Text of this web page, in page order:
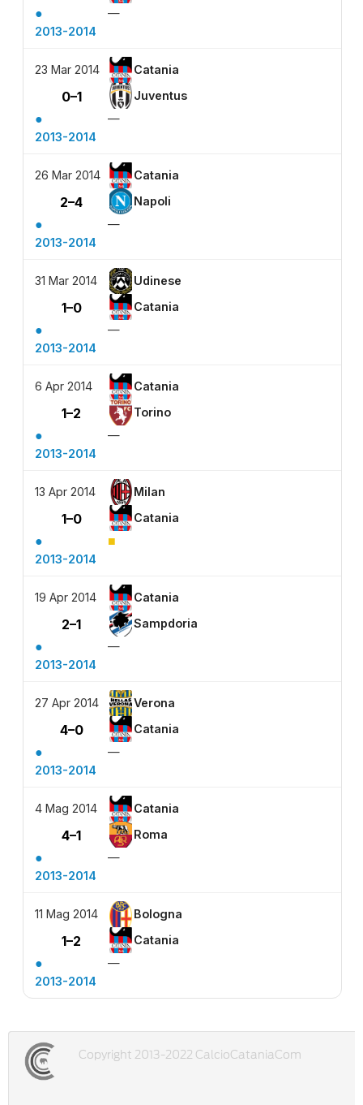
●
—
2013-2014
23 Mar 2014 Catania
0–1 Juventus
●
—
2013-2014
26 Mar 2014 Catania
2–4 Napoli
●
—
2013-2014
31 Mar 2014 Udinese
1–0 Catania
●
—
2013-2014
6 Apr 2014 Catania
1–2 Torino
●
—
2013-2014
13 Apr 2014 Milan
1–0 Catania
● ■
2013-2014
19 Apr 2014 Catania
2–1 Sampdoria
●
—
2013-2014
27 Apr 2014 Verona
4–0 Catania
●
—
2013-2014
4 Mag 2014 Catania
4–1 Roma
●
—
2013-2014
11 Mag 2014 Bologna
1–2 Catania
●
—
2013-2014
Copyright 2013-2022 CalcioCataniaCom